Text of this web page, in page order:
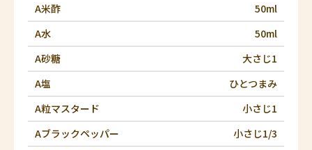
A米酢
50ml
A水
50ml
A砂糖
大さじ1
A塩
ひとつまみ
A粒マスタード
小さじ1
Aブラックペッパー
小さじ1/3